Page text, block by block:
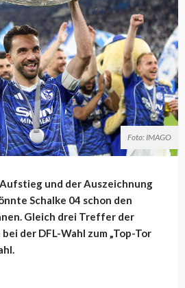
Foto: IMAGO
und der Auszeichnung
Schalke 04 schon den
Gleich drei Treffer der
der DFL-Wahl zum „Top-Tor